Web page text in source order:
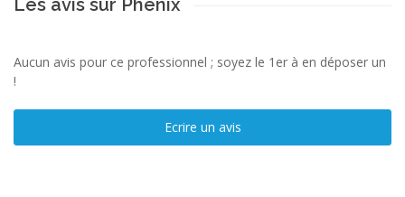
Aucun avis pour ce professionnel ; soyez le 1er à en déposer un
!
Ecrire un avis